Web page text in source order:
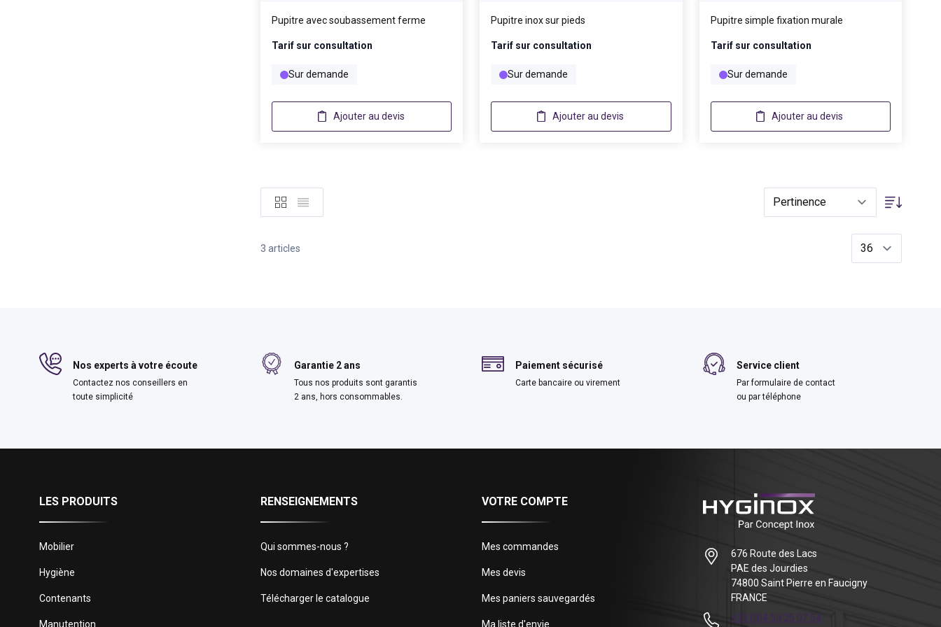
Pupitre avec soubassement ferme
Tarif sur consultation
Sur demande
Ajouter au devis
Pupitre inox sur pieds
Tarif sur consultation
Sur demande
Ajouter au devis
Pupitre simple fixation murale
Tarif sur consultation
Sur demande
Ajouter au devis
Grille Liste Trier par
3 articles
Nos experts à votre écoute
Contactez nos conseillers en
toute simplicité
Garantie 2 ans
Tous nos produits sont garantis
2 ans, hors consommables.
Paiement sécurisé
Carte bancaire ou virement
Service client
Par formulaire de contact
ou par téléphone
LES PRODUITS
Mobilier
Hygiène
Contenants
Manutention
RENSEIGNEMENTS
Qui sommes-nous ?
Nos domaines d'expertises
Télécharger le catalogue
VOTRE COMPTE
Mes commandes
Mes devis
Mes paniers sauvegardés
Ma liste d'envie
676 Route des Lacs
PAE des Jourdies
74800 Saint Pierre en Faucigny
FRANCE
+33 (0)4 50 25 07 54